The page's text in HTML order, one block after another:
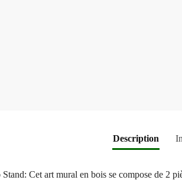
Description
Cet art mural en bois se compose de 2